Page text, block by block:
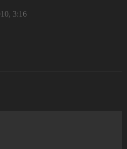
3:16